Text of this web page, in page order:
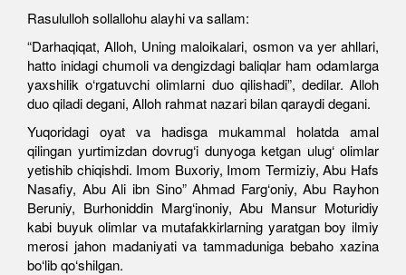
Rasululloh sollallohu alayhi va sallam:
“Darhaqiqat, Alloh, Uning maloikalari, osmon va yer ahllari,
hatto inidagi chumoli va dengizdagi baliqlar ham odamlarga
yaxshilik o‘rgatuvchi olimlarni duo qilishadi”, dedilar. Alloh
duo qiladi degani, Alloh rahmat nazari bilan qaraydi degani.
Yuqoridagi oyat va hadisga mukammal holatda amal
qilingan yurtimizdan dovrug‘i dunyoga ketgan ulug‘ olimlar
yetishib chiqishdi. Imom Buxoriy, Imom Termiziy, Abu Hafs
Nasafiy, Abu Ali ibn Sino” Ahmad Farg‘oniy, Abu Rayhon
Beruniy, Burhoniddin Marg‘inoniy, Abu Mansur Moturidiy
kabi buyuk olimlar va mutafakkirlarning yaratgan boy ilmiy
merosi jahon madaniyati va tammaduniga bebaho xazina
bo‘lib qo‘shilgan.